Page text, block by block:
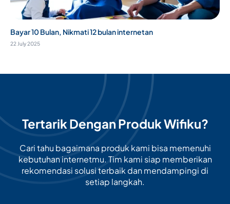
Bayar 10 Bulan, Nikmati 12 bulan internetan
22 July 2025
Tertarik Dengan Produk Wifiku?
Cari tahu bagaimana produk kami bisa memenuhi
kebutuhan internetmu. Tim kami siap memberikan
rekomendasi solusi terbaik dan mendampingi di
setiap langkah.